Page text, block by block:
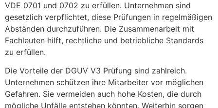
VDE 0701 und 0702 zu erfüllen. Unternehmen sind
gesetzlich verpflichtet, diese Prüfungen in regelmäßigen
Abständen durchzuführen. Die Zusammenarbeit mit
Fachleuten hilft, rechtliche und betriebliche Standards
zu erfüllen.
Die Vorteile der DGUV V3 Prüfung sind zahlreich.
Unternehmen schützen ihre Mitarbeiter vor möglichen
Gefahren. Sie vermeiden auch hohe Kosten, die durch
mögliche Unfälle entstehen könnten. Weiterhin sorgen